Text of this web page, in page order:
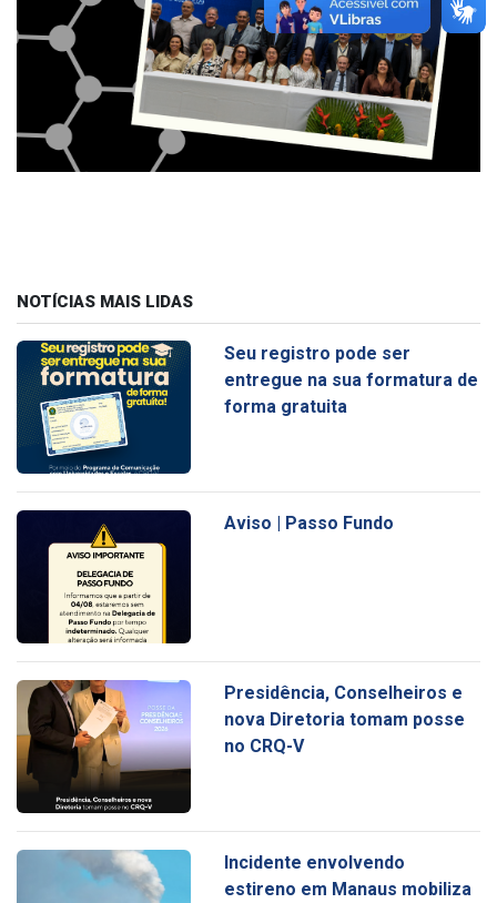
NOTÍCIAS MAIS LIDAS
Seu registro pode ser
entregue na sua formatura de
forma gratuita
Aviso | Passo Fundo
Presidência, Conselheiros e
nova Diretoria tomam posse
no CRQ-V
Incidente envolvendo
estireno em Manaus mobiliza